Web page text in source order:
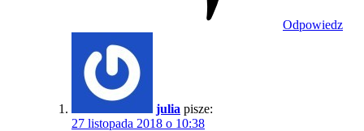
Odpowiedz
julia pisze:
27 listopada 2018 o 10:38